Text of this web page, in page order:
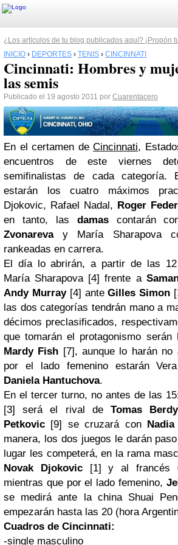
¿Los artículos de tu blog publicados aquí? ¡Propón
INICIO › DEPORTES › TENIS › CINCINNATI
Cincinnati: Hombres y
las semis
Publicado el 19 agosto 2011 por Cuarentacero
En el certamen de Cincinnati,
encuentros de este viernes
semifinalistas de cada categoría.
estarán los cuatro máximos
Djokovic, Rafael Nadal, Roger
en tanto, las damascontarán
Zvonarevay María Sharapova
rankeadas en carrera.
El día lo abrirán, a partir de las 12
María Sharapova [4] frente a
Andy Murray[4] anteGilles Simon
las dos categorías tendrán mano a
décimos preclasificados,
que tomarán el protagonismo
Mardy Fish [7], aunque lo harán
por el lado femenino estarán
Daniela Hantuchova.
En el tercer turno, no antes de las
[3] será el rival deTomas
Petkovic [9] se cruzará con
manera, los dos juegos le darán
lugar les competerá, en la rama
Novak Djokovic[1] y al francés
mientras que por el lado femenino,
se medirá ante la china Shuai
empezarán hasta las 20 (hora
Cuadros de Cincinnati:
-single masculino